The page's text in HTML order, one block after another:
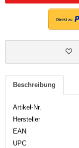
Beschreibung
Artikel-Nr.
Hersteller
EAN
UPC